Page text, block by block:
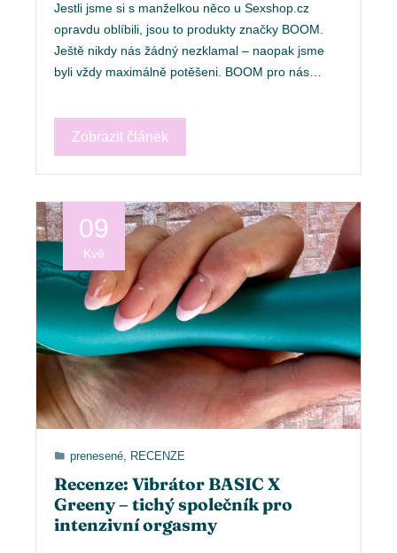
Jestli jsme si s manželkou něco u Sexshop.cz
opravdu oblíbili, jsou to produkty značky BOOM.
Ještě nikdy nás žádný nezklamal – naopak jsme
byli vždy maximálně potěšeni. BOOM pro nás…
Zobrazit článek
09
Kvě
prenesené, RECENZE
Recenze: Vibrátor BASIC X
Greeny – tichý společník pro
intenzivní orgasmy